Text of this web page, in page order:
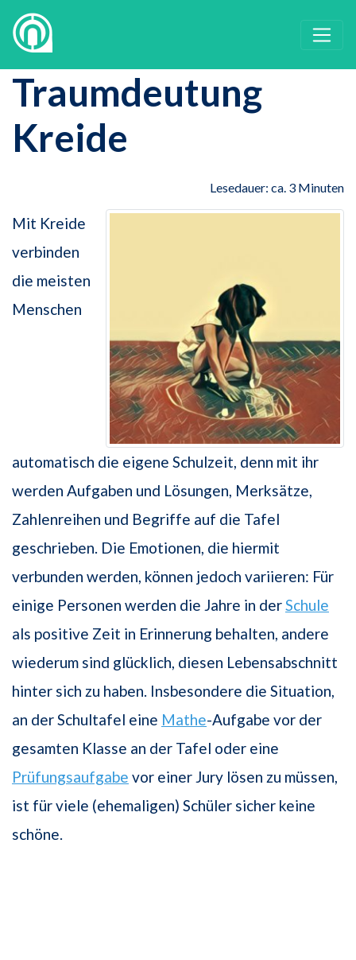
Traumdeutung
Kreide
Lesedauer: ca. 3 Minuten
Mit Kreide
verbinden
die meisten
Menschen
automatisch die eigene Schulzeit, denn mit ihr
werden Aufgaben und Lösungen, Merksätze,
Zahlenreihen und Begriffe auf die Tafel
geschrieben. Die Emotionen, die hiermit
verbunden werden, können jedoch variieren: Für
einige Personen werden die Jahre in derSchule
als positive Zeit in Erinnerung behalten, andere
wiederum sind glücklich, diesen Lebensabschnitt
hinter sich zu haben. Insbesondere die Situation,
an der Schultafel eine Mathe-Aufgabe vor der
gesamten Klasse an der Tafel oder eine
Prüfungsaufgabe vor einer Jury lösen zu müssen,
ist für viele (ehemaligen) Schüler sicher keine
schöne.